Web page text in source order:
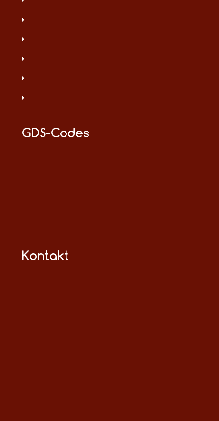
GDS-Codes
Kontakt